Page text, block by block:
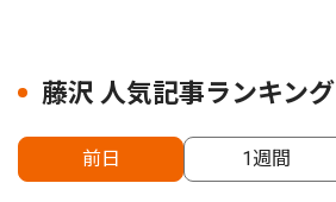
藤沢 人気記事ランキング
前日 1週間